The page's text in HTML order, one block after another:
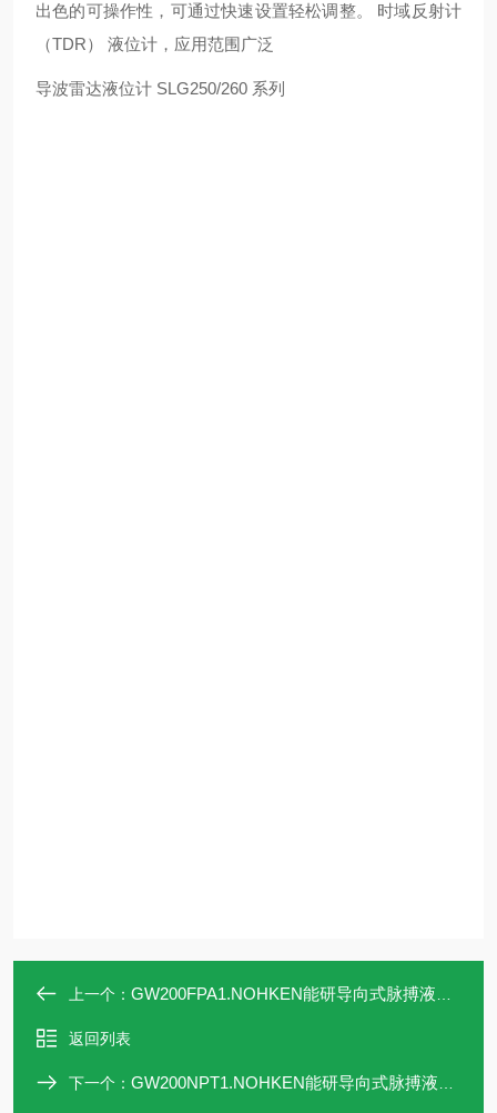
出色的可操作性，可通过快速设置轻松调整。 时域反射计
（TDR） 液位计，应用范围广泛
导波雷达液位计 SLG250/260 系列
上一个： GW200FPA1.NOHKEN能研导向式脉搏液位计GW200FPA1
返回列表
下一个： GW200NPT1.NOHKEN能研导向式脉搏液位计GW200NPT1